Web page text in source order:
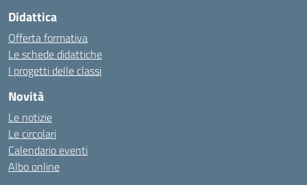
Didattica
Offerta formativa
Le schede didattiche
I progetti delle classi
Novità
Le notizie
Le circolari
Calendario eventi
Albo online